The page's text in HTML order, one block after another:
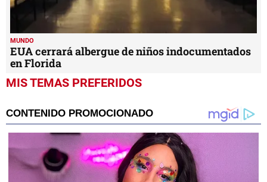
MUNDO
EUA cerrará albergue de niños indocumentados
en Florida
MIS TEMAS PREFERIDOS